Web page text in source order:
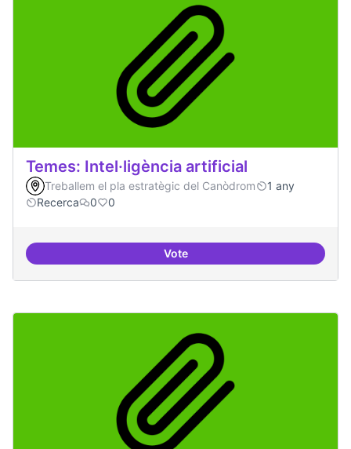
Temes: Intel·ligència artificial
Treballem el pla estratègic del Canòdrom
1 any
Recerca
0 0
VoteTemes: Intel·ligència artificial